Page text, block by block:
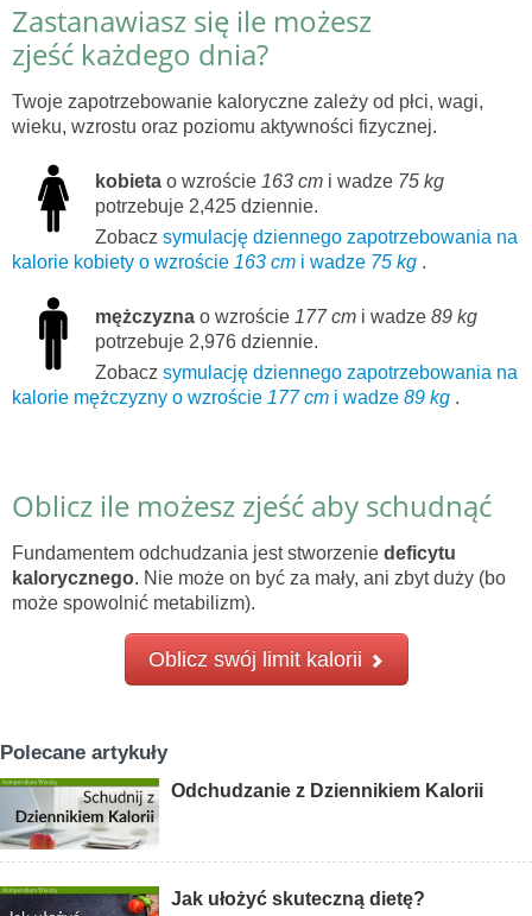
Zastanawiasz się ile możesz
zjeść każdego dnia?
Twoje zapotrzebowanie kaloryczne zależy od płci, wagi,
wieku, wzrostu oraz poziomu aktywności fizycznej.
kobieta o wzroście 163 cm i wadze 75 kg
potrzebuje 2,425 dziennie.
Zobacz symulację dziennego zapotrzebowania na
kalorie kobiety o wzroście 163 cm i wadze 75 kg .
mężczyzna o wzroście 177 cm i wadze 89 kg
potrzebuje 2,976 dziennie.
Zobacz symulację dziennego zapotrzebowania na
kalorie mężczyzny o wzroście 177 cm i wadze 89 kg .
Oblicz ile możesz zjeść aby schudnąć
Fundamentem odchudzania jest stworzenie deficytu
kalorycznego. Nie może on być za mały, ani zbyt duży (bo
może spowolnić metabilizm).
Oblicz swój limit kalorii
Polecane artykuły
Odchudzanie z Dziennikiem Kalorii
Jak ułożyć skuteczną dietę?